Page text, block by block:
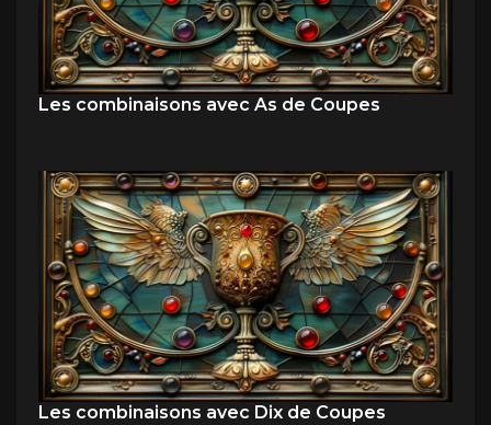
Les combinaisons avec As de Coupes
Les combinaisons avec Dix de Coupes